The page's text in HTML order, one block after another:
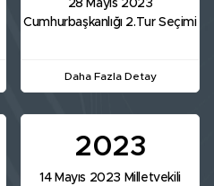
28 Mayıs 2023
Cumhurbaşkanlığı 2.Tur Seçimi
Daha Fazla Detay
2023
14 Mayıs 2023 Milletvekili